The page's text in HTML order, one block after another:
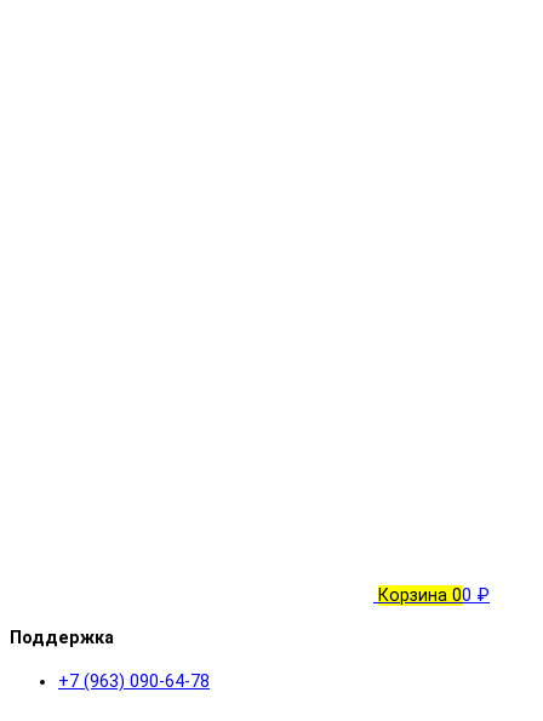
Корзина 00 ₽
Поддержка
+7 (963) 090-64-78